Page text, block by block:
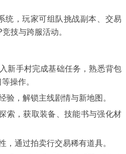
统，玩家可组队挑战副本、交易
技与跨服活动。
新手村完成基础任务，熟悉背包
操作。
验，解锁主线剧情与新地图。
索，获取装备、技能书与强化材
，通过拍卖行交易稀有道具。